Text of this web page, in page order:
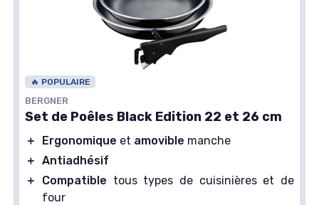
🔥 POPULAIRE
BERGNER
Set de Poêles Black Edition 22 et 26 cm
＋ Ergonomique et amovible manche
＋ Antiadhésif
＋
Compatible tous types de cuisinières et de
four